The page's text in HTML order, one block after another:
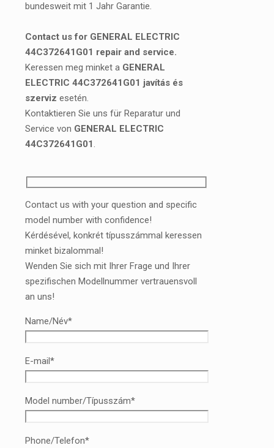
bundesweit mit 1 Jahr Garantie.
Contact us for GENERAL ELECTRIC
44C372641G01 repair and service.
Keressen meg minket a GENERAL
ELECTRIC 44C372641G01 javítás és
szerviz esetén.
Kontaktieren Sie uns für Reparatur und
Service von GENERAL ELECTRIC
44C372641G01 .
Contact us with your question and specific
model number with confidence!
Kérdésével, konkrét típusszámmal keressen
minket bizalommal!
Wenden Sie sich mit Ihrer Frage und Ihrer
spezifischen Modellnummer vertrauensvoll
an uns!
Name/Név*
E-mail*
Model number/Típusszám*
Phone/Telefon*